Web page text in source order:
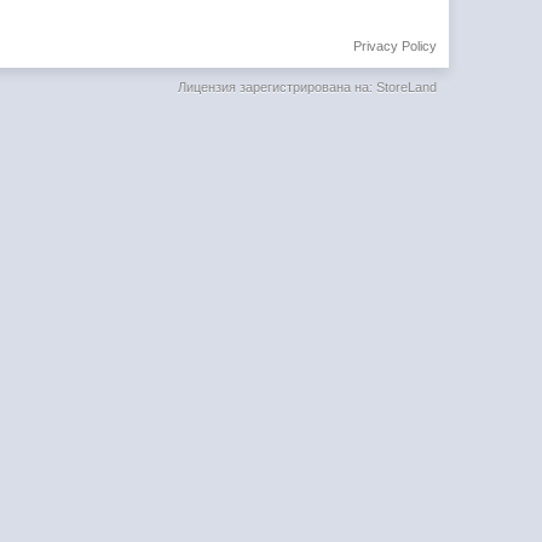
Privacy Policy
Лицензия зарегистрирована на: StoreLand